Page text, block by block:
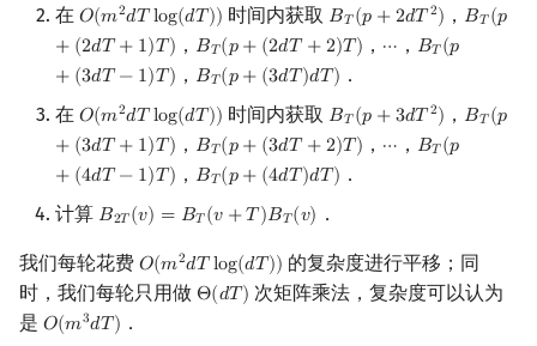
在 𝑂(𝑚2𝑑𝑇 log(𝑑𝑇))
O(m2dTlog(dT)) 时间内获取 𝐵𝑇 (𝑝 +2𝑑𝑇 2)
BT(p+ 2dT2) ， 𝐵𝑇 (𝑝
+ (2𝑑𝑇 + 1)𝑇)
BT(p+
， 𝐵𝑇 (𝑝+ (2𝑑𝑇 +2)𝑇 )
BT(p+(2 dT+2) T) ， ⋯
⋯ ， 𝐵𝑇(𝑝
+ (3𝑑𝑇 − 1)𝑇)
BT(p+
， 𝐵𝑇 (𝑝+ (3𝑑𝑇 )𝑑𝑇)
BT(p+(3 dT)dT)
．
在 𝑂(𝑚2𝑑𝑇 log(𝑑𝑇))
O(m2dTlog(dT)) 时间内获取 𝐵𝑇 (𝑝 +3𝑑𝑇 2)
BT(p+ 3dT2) ， 𝐵𝑇 (𝑝
+ (3𝑑𝑇 + 1)𝑇)
BT(p+
， 𝐵𝑇 (𝑝+ (3𝑑𝑇 +2)𝑇 )
BT(p+(3 dT+2) T) ， ⋯
⋯ ， 𝐵𝑇(𝑝
+ (4𝑑𝑇 − 1)𝑇)
BT(p+
， 𝐵𝑇 (𝑝+ (4𝑑𝑇 )𝑑𝑇)
BT(p+(4 dT)dT)
．
计算 𝐵2𝑇(𝑣) = 𝐵𝑇(𝑣 +𝑇 )𝐵𝑇 (𝑣)
B2T(v)= BT (v+T)BT(v) ．
我们每轮花费 𝑂(𝑚2𝑑𝑇 log(𝑑𝑇))
O(m2dTlog(dT))
的复杂度进行平移；同
时，我们每轮只用做 Θ(𝑑𝑇 )
Θ(dT) 次矩阵乘法，复杂度可以认为
是 𝑂(𝑚3𝑑𝑇)
O(m3dT) ．